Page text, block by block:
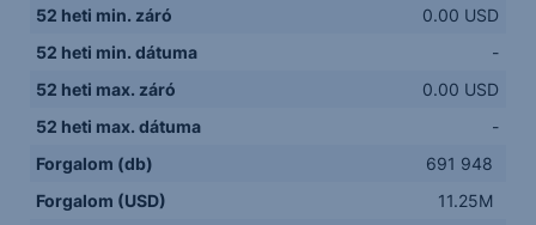
52 heti min. záró
0.00 USD
52 heti min. dátuma
-
52 heti max. záró
0.00 USD
52 heti max. dátuma
-
Forgalom (db)
691 948
Forgalom (USD)
11.25M